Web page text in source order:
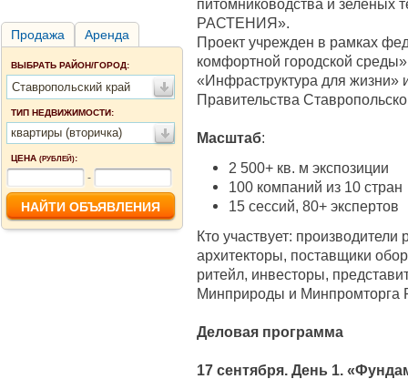
Продажа Аренда
ВЫБРАТЬ РАЙОН/ГОРОД:
Ставропольский край
ТИП НЕДВИЖИМОСТИ:
квартиры (вторичка)
ЦЕНА (РУБЛЕЙ):
-
питомниководства и
РАСТЕНИЯ».
Проект учрежден в рамках
комфортной городской
«Инфраструктура для жизни»
Правительства
Масштаб:
2 500+ кв. м экспозиции
100 компаний из 10 стран
15 сессий, 80+ экспертов
Кто участвует:
архитекторы, поставщики
ритейл, инвесторы,
Минприроды и Минпромторга
Деловая программа
17 сентября. День 1.